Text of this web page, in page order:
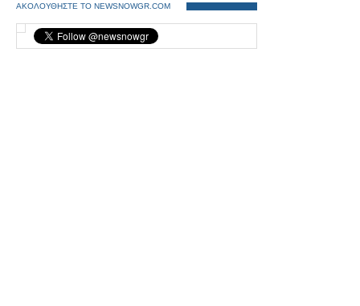
ΑΚΟΛΟΥΘΗΣΤΕ ΤΟ NEWSNOWGR.COM